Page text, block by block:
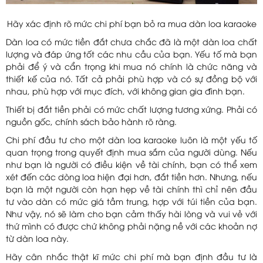
Hãy xác định rõ mức chi phí bạn bỏ ra mua dàn loa karaoke
Dàn loa có mức tiền đắt chưa chắc đã là một dàn loa chất
lượng và đáp ứng tốt các nhu cầu của bạn. Yếu tố mà bạn
phải để ý và cẩn trọng khi mua nó chính là chức năng và
thiết kế của nó. Tất cả phải phù hợp và có sự đồng bộ với
nhau, phù hợp với mục đích, với không gian gia đình bạn.
Thiết bị đắt tiền phải có mức chất lượng tương xứng. Phải có
nguồn gốc, chính sách bảo hành rõ ràng.
Chi phí đầu tư cho một dàn loa karaoke luôn là một yếu tố
quan trọng trong quyết định mua sắm của người dùng. Nếu
như bạn là người có điều kiện về tài chính, bạn có thể xem
xét đến các dòng loa hiện đại hơn, đắt tiền hơn. Nhưng, nếu
bạn là một người còn hạn hẹp về tài chính thì chỉ nên đầu
tư vào dàn có mức giá tầm trung, hợp với túi tiền của bạn.
Như vậy, nó sẽ làm cho bạn cảm thấy hài lòng và vui vẻ với
thứ mình có được chứ không phải nặng nề với các khoản nợ
từ dàn loa này.
Hãy cân nhắc thật kĩ mức chi phí mà bạn định đầu tư là